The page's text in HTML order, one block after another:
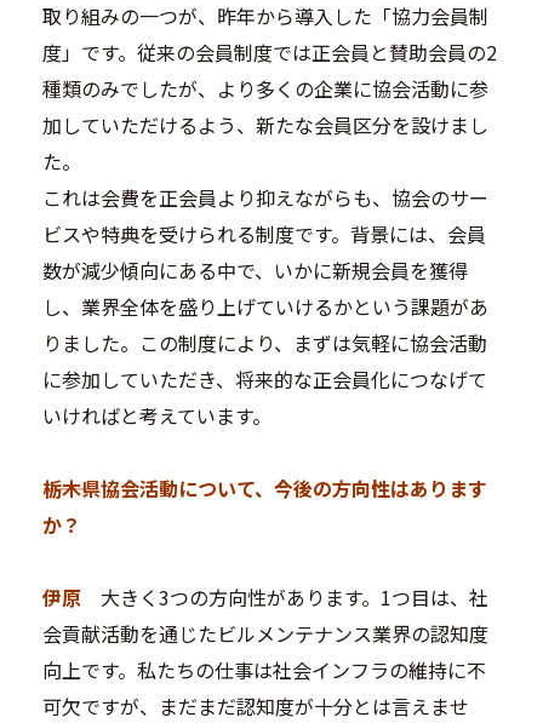
取り組みの一つが、昨年から導入した「協力会員制
度」です。従来の会員制度では正会員と賛助会員の2
種類のみでしたが、より多くの企業に協会活動に参
加していただけるよう、新たな会員区分を設けまし
た。
これは会費を正会員より抑えながらも、協会のサー
ビスや特典を受けられる制度です。背景には、会員
数が減少傾向にある中で、いかに新規会員を獲得
し、業界全体を盛り上げていけるかという課題があ
りました。この制度により、まずは気軽に協会活動
に参加していただき、将来的な正会員化につなげて
いければと考えています。
―――栃木県協会活動について、今後の方向性はあります
か？
伊原 大きく3つの方向性があります。1つ目は、社
会貢献活動を通じたビルメンテナンス業界の認知度
向上です。私たちの仕事は社会インフラの維持に不
可欠ですが、まだまだ認知度が十分とは言えませ